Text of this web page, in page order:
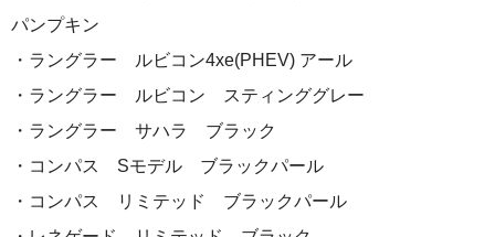
パンプキン
・ラングラー ルビコン4xe(PHEV) アール
・ラングラー ルビコン スティンググレー
・ラングラー サハラ ブラック
・コンパス Sモデル ブラックパール
・コンパス リミテッド ブラックパール